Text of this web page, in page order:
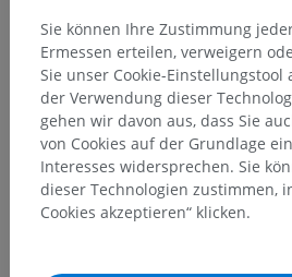
Darunterliegende Strukturen:
Teil gibt es keine zugehörigen
Anatomie des Menschen 1
Anatomie des Menschen
Sie können Ihre Zustimmung
Ermessen erteilen, verweigern
Sie unser Cookie-Einstellungstool
der Verwendung dieser
gehen wir davon aus, dass Sie
von Cookies auf der Grundlage
Interesses widersprechen. Sie
dieser Technologien zustimmen,
Cookies akzeptieren“ klicken.